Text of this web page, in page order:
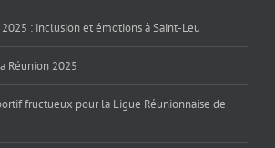
: inclusion et émotions à Saint-Leu
Réunion 2025
fructueux pour la Ligue Réunionnaise de